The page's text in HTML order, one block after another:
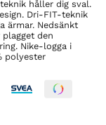
håller dig sval.
Dri-FIT-teknik
ärmar. Nedsänkt
den
Nike-logga i
polyester